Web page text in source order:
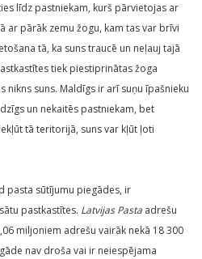
līdz pastniekam, kurš pārvietojas ar
ar pārāk zemu žogu, kam tas var brīvi
tā, ka suns traucē un neļauj tajā
tiek piestiprinātas žoga
nikns suns. Maldīgs ir arī suņu īpašnieku
un nekaitēs pastniekam, bet
tā teritorijā, suns var kļūt ļoti
pasta sūtījumu piegādes, ir
pastkastītes. Latvijas Pasta adrešu
miljoniem adrešu vairāk nekā 18 300
nav droša vai ir neiespējama